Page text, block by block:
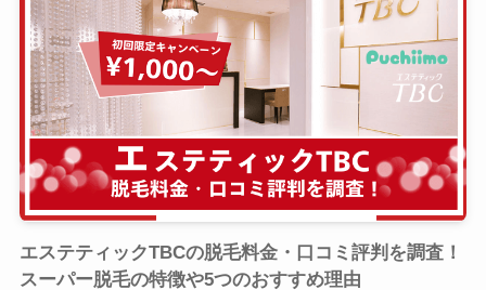
エステティックTBCの脱毛料金・口コミ評判を調査！
スーパー脱毛の特徴や5つのおすすめ理由